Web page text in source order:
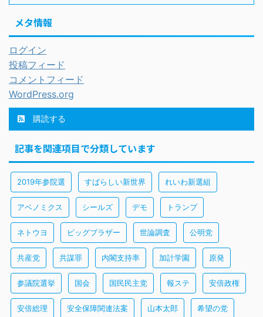
メタ情報
ログイン
投稿フィード
コメントフィード
WordPress.org
購読する
記事を関連項目で分類しています
2019年参院選 すばらしい新世界 れいわ新選組
アベノミクス シールズ デモ トランプ
ネトウヨ ビッグブラザー 世論調査 公明党
共産党 共謀罪 内閣支持率 加計学園 原発
参議院選挙 国会 国民民主党 報ステ 安倍政権
安倍総理 安全保障関連法案 山本太郎 希望の党